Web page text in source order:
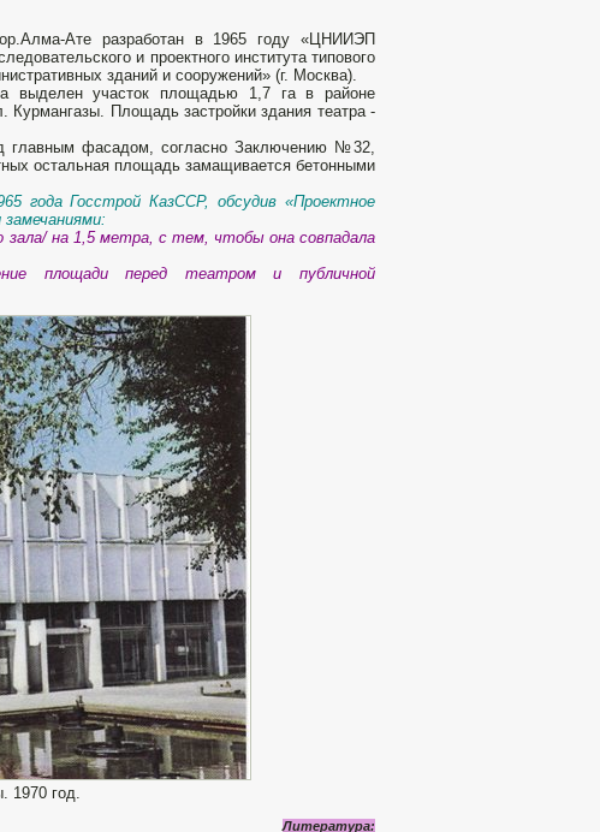
Ате разработан в 1965 году «ЦНИИЭП
и проектного института типового
зданий и сооружений» (г. Москва).
выделен участок площадью 1,7 га в районе
Площадь застройки здания театра -
главным фасадом, согласно Заключению №32,
остальная площадь замащивается бетонными
года Госстрой КазССР, обсудив «Проектное
на 1,5 метра, с тем, чтобы она совпадала
площади перед театром и публичной
1970 год.
Литература: